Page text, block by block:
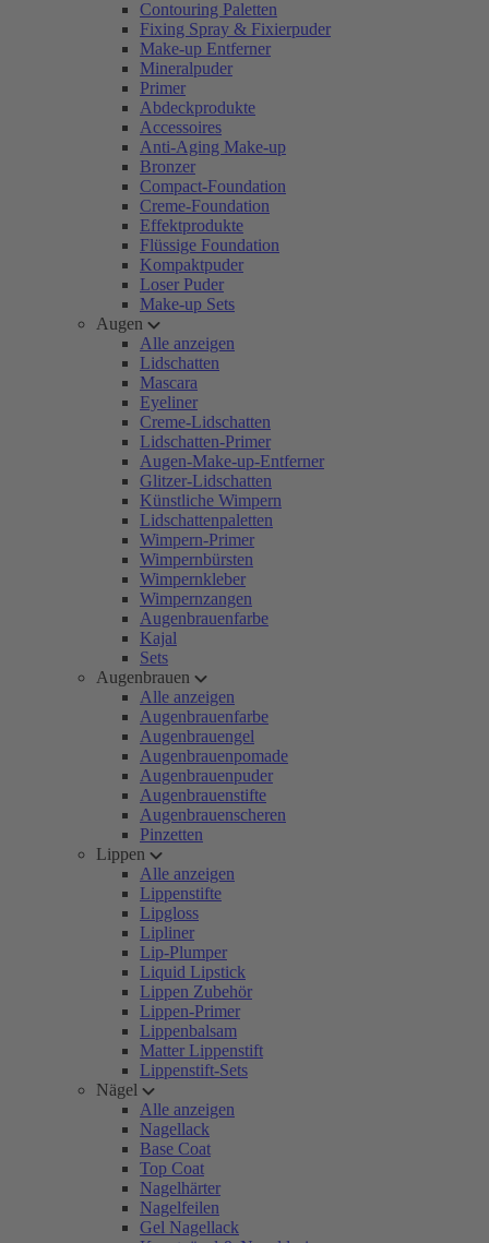
Contouring Paletten
Fixing Spray & Fixierpuder
Make-up Entferner
Mineralpuder
Primer
Abdeckprodukte
Accessoires
Anti-Aging Make-up
Bronzer
Compact-Foundation
Creme-Foundation
Effektprodukte
Flüssige Foundation
Kompaktpuder
Loser Puder
Make-up Sets
Augen
Alle anzeigen
Lidschatten
Mascara
Eyeliner
Creme-Lidschatten
Lidschatten-Primer
Augen-Make-up-Entferner
Glitzer-Lidschatten
Künstliche Wimpern
Lidschattenpaletten
Wimpern-Primer
Wimpernbürsten
Wimpernkleber
Wimpernzangen
Augenbrauenfarbe
Kajal
Sets
Augenbrauen
Alle anzeigen
Augenbrauenfarbe
Augenbrauengel
Augenbrauenpomade
Augenbrauenpuder
Augenbrauenstifte
Augenbrauenscheren
Pinzetten
Lippen
Alle anzeigen
Lippenstifte
Lipgloss
Lipliner
Lip-Plumper
Liquid Lipstick
Lippen Zubehör
Lippen-Primer
Lippenbalsam
Matter Lippenstift
Lippenstift-Sets
Nägel
Alle anzeigen
Nagellack
Base Coat
Top Coat
Nagelhärter
Nagelfeilen
Gel Nagellack